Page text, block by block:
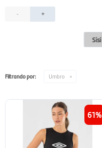
- +
Sisi
Filtrando por: Umbro
61